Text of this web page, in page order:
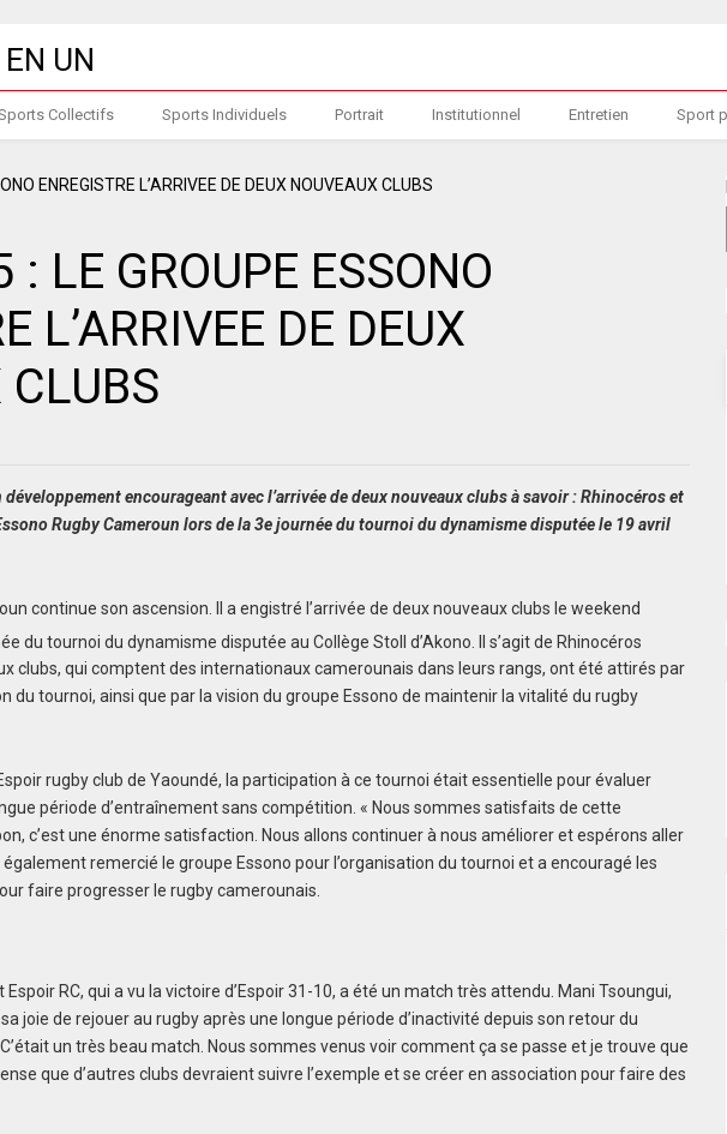
Collectifs Sports Individuels Portrait Institutionnel Entretien Sport
: LE GROUPE ESSONO
L’ARRIVEE DE DEUX
CLUBS
encourageant avec l’arrivée de deux nouveaux clubs à savoir : Rhinocéros et
Rugby Cameroun lors de la 3e journée du tournoi du dynamisme disputée le 19 avril
continue son ascension. Il a engistré l’arrivée de deux nouveaux clubs le weekend
du tournoi du dynamisme disputée au Collège Stoll d’Akono. Il s’agit de Rhinocéros
clubs, qui comptent des internationaux camerounais dans leurs rangs, ont été attirés par
du tournoi, ainsi que par la vision du groupe Essono de maintenir la vitalité du rugby
rugby club de Yaoundé, la participation à ce tournoi était essentielle pour évaluer
période d’entraînement sans compétition. « Nous sommes satisfaits de cette
c’est une énorme satisfaction. Nous allons continuer à nous améliorer et espérons aller
également remercié le groupe Essono pour l’organisation du tournoi et a encouragé les
faire progresser le rugby camerounais.
Espoir RC, qui a vu la victoire d’Espoir 31-10, a été un match très attendu. Mani Tsoungui,
joie de rejouer au rugby après une longue période d’inactivité depuis son retour du
un très beau match. Nous sommes venus voir comment ça se passe et je trouve que
que d’autres clubs devraient suivre l’exemple et se créer en association pour faire des